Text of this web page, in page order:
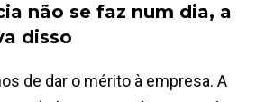
não se faz num dia, a
disso
de dar o mérito à empresa. A